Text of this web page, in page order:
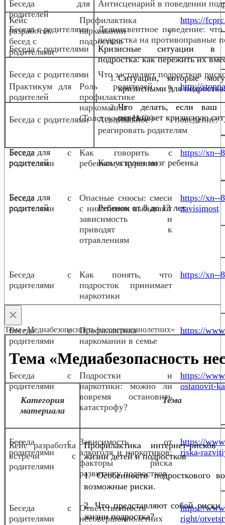
Беседа для
родителей
Антисценарий в поведении
Беседа с родителями
Кризисные ситуации в
подростка: как пережить их
Ситуации, которые
кризисными для
Что делать, если ваш
переживает кризисную
Беседа для
родителей
Как устроен мозг ребенка
Беседа для
родителей
Ребенок от 8 до 13 лет
Кейс
разработок
бесед с
родителями
Профилактика
наркомании у
подростков
https://
Практикум для
родителей
Роль родителей в
профилактике
наркомании
(Толстоухова Н.С.)
http://
Беседа с
родителями
Как говорить с
ребенком о курении
https://xn--
Беседа с
родителями
Опасные снюсы: смеси
с никотином вызывают
зависимость и
приводят к
отравлениям
https://xn--
zavisimost
Беседа с
родителями
Как понять, что
подросток принимает
наркотики
https://xn--
Беседа с
родителями
Профилактика
наркомании в семье
https://
Беседа с
родителями
Подростки и
наркотики: можно ли
вовремя остановить
катастрофу?
https://
ostanovit-
Беседа с
родителями
Зависимость от
алкоголя и наркотиков:
факторы риска
развития у подростков
https://
riska-
Беседа с
родителями
Ответственность
несовершеннолетних
https://
right/
Беседа с родителями
Делинквентное поведение: что
подростка на противоправные
Беседа с родителями Что заставляет подростков
Беседа с родителями
Асоциальное
реагировать родителям
×
Тема «Медиабезопасность несовершеннолетних»
Тема «Медиабезопасность
Категория
материала
Тема
Кейс разработка
встречи с
родителями
Профилактика интернет-
жизни детей и подростков
1. Особенности подросткового
возможные риски.
2. Что представляют собой риски
жизни подростка?